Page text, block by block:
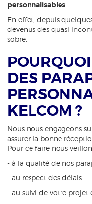
personnalisables
En effet, depuis
devenus des quasi
sobre.
DES
KELCOM ?
Nous nous engageons
assurer la bonne
Pour ce faire nous
- à la qualité de nos
- au respect des délais
- au suivi de votre projet